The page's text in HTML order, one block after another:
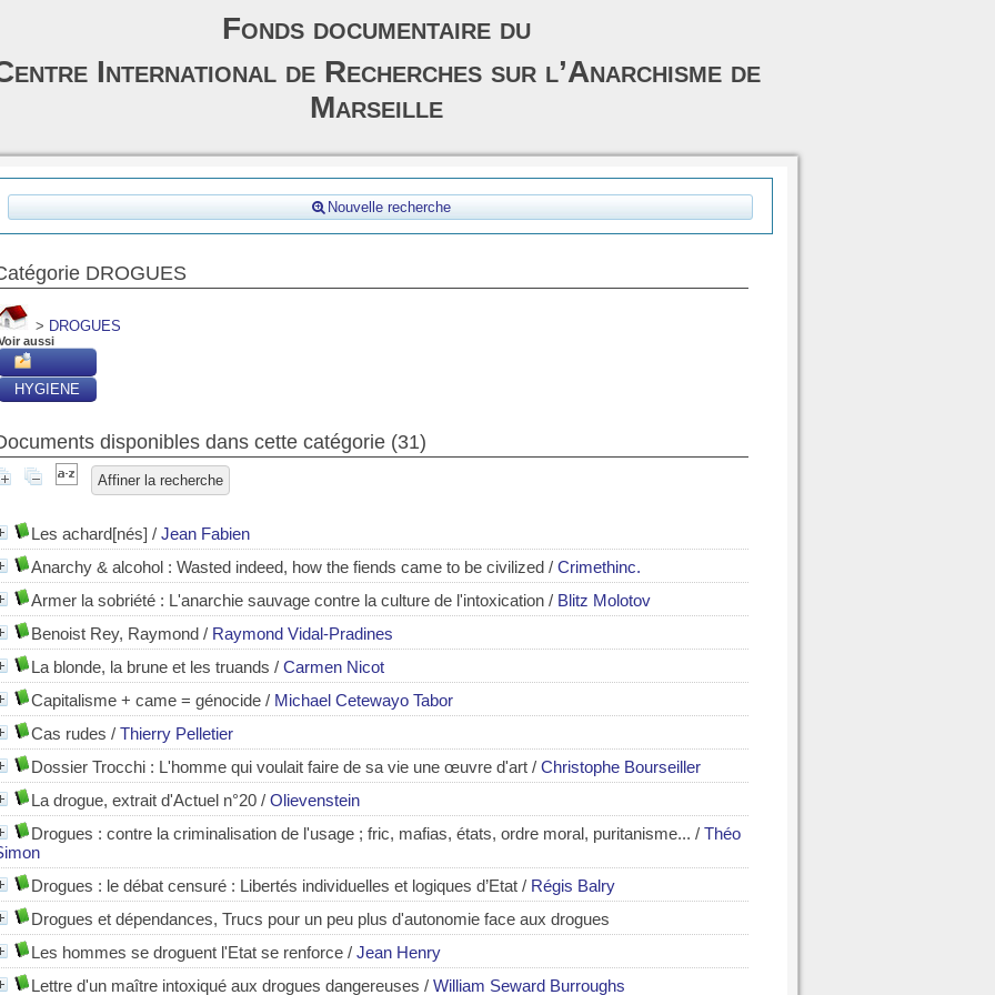
Nouvelle recherche
DROGUES
> DROGUES
aussi
HYGIENE
disponibles dans cette catégorie (31)
Affiner la recherche
Les achard[nés] / Jean Fabien
Anarchy & alcohol : Wasted indeed, how the fiends came to be civilized / Crimethinc.
Armer la sobriété : L'anarchie sauvage contre la culture de l'intoxication / Blitz Molotov
Benoist Rey, Raymond / Raymond Vidal-Pradines
La blonde, la brune et les truands / Carmen Nicot
Capitalisme + came = génocide / Michael Cetewayo Tabor
Cas rudes / Thierry Pelletier
Dossier Trocchi : L'homme qui voulait faire de sa vie une œuvre d'art / Christophe Bourseiller
La drogue, extrait d'Actuel n°20 / Olievenstein
Drogues : contre la criminalisation de l'usage ; fric, mafias, états, ordre moral, puritanisme... / Théo
Drogues : le débat censuré : Libertés individuelles et logiques d’Etat / Régis Balry
Drogues et dépendances, Trucs pour un peu plus d'autonomie face aux drogues
Les hommes se droguent l'Etat se renforce / Jean Henry
Lettre d'un maître intoxiqué aux drogues dangereuses / William Seward Burroughs
Fonds documentaire du
International de Recherches sur l’Anarchisme de
Marseille